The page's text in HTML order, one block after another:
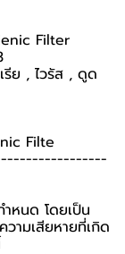
Filter
ย , ไวรัส , ดูด
Filte
หนด โดยเป็น
วามเสียหายที่เกิด